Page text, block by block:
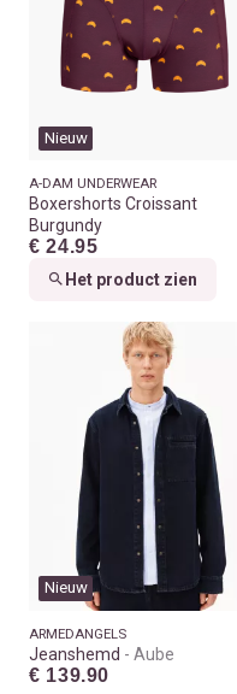
Nieuw
A-DAM UNDERWEAR
Boxershorts Croissant
Burgundy
€ 24.95
Het product zien
Nieuw
ARMEDANGELS
Jeanshemd Aube
€ 139.90